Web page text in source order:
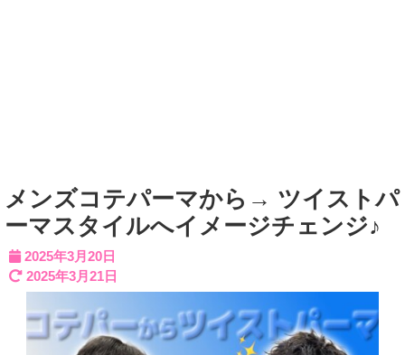
メンズコテパーマから→ ツイストパ
ーマスタイルへイメージチェンジ♪
2025年3月20日
2025年3月21日